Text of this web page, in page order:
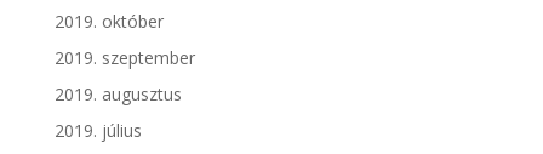
2019. október
2019. szeptember
2019. augusztus
2019. július